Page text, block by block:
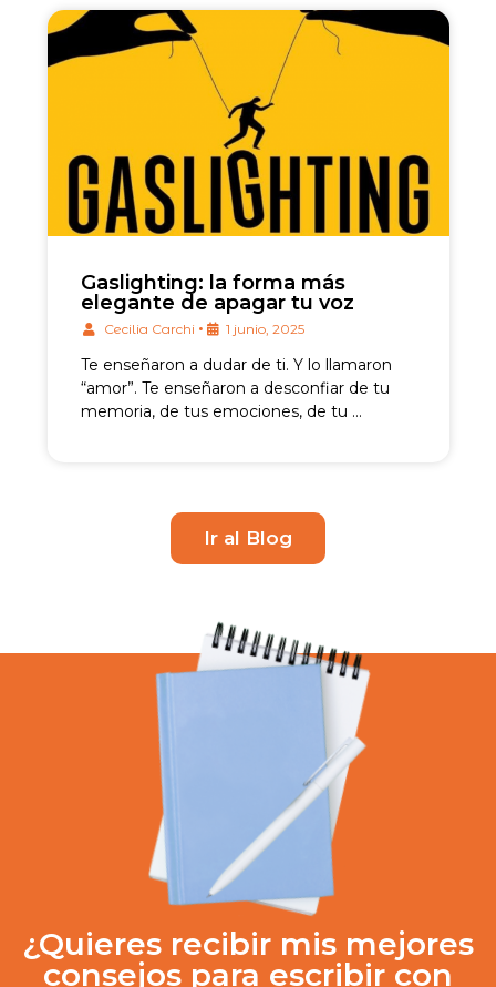
Gaslighting: la forma más
elegante de apagar tu voz
Cecilia Carchi • 1 junio, 2025
Te enseñaron a dudar de ti. Y lo llamaron
“amor”. Te enseñaron a desconfiar de tu
memoria, de tus emociones, de tu …
Ir al Blog
¿Quieres recibir mis mejores
consejos para escribir con